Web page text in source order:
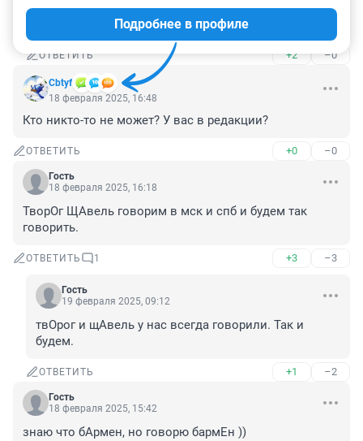
Естественно! Не понимаю, зачем они врут про "оба
ОТВЕТИТЬ +2 –0
Cbtyf
Подробнее в профиле
18 февраля 2025, 16:48
Кто никто-то не может? У вас в редакции?
ОТВЕТИТЬ +0 –0
Гость
18 февраля 2025, 16:18
ТворОг ЩАвель говорим в мск и спб и будем так
говорить.
ОТВЕТИТЬ 1 +3 –3
Гость
19 февраля 2025, 09:12
твОрог и щАвель у нас всегда говорили. Так и
будем.
ОТВЕТИТЬ +1 –2
Гость
18 февраля 2025, 15:42
знаю что бАрмен, но говорю бармЕн ))